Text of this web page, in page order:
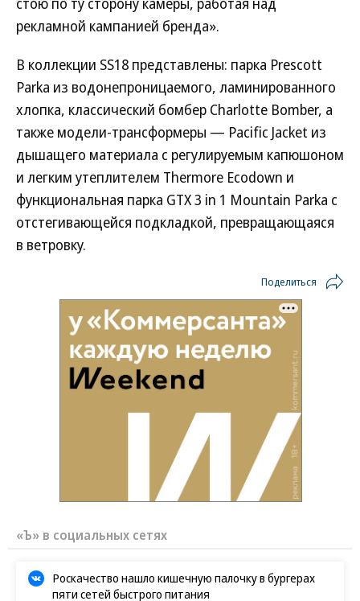
рекламной кампанией бренда».
В коллекции SS18 представлены: парка Prescott
Parka из водонепроницаемого, ламинированного
хлопка, классический бомбер Charlotte Bomber, а
также модели-трансформеры — Pacific Jacket из
дышащего материала с регулируемым капюшоном
и легким утеплителем Thermore Ecodown и
функциональная парка GTX 3 in 1 Mountain Parka с
отстегивающейся подкладкой, превращающаяся
в ветровку.
Поделиться
«Ъ» в социальных сетях
Роскачество нашло кишечную палочку в бургерах
пяти сетей быстрого питания